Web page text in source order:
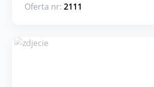
Oferta nr: 2111